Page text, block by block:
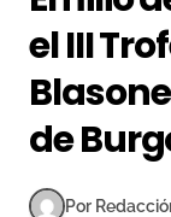
el III
de
Por